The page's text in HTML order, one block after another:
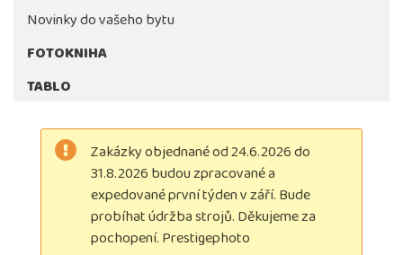
Novinky do vašeho bytu
FOTOKNIHA
TABLO
Zakázky objednané od 24.6.2026 do
31.8.2026 budou zpracované a
expedované první týden v září. Bude
probíhat údržba strojů. Děkujeme za
pochopení. Prestigephoto